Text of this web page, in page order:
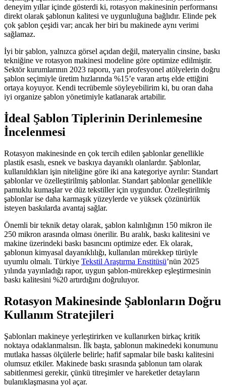
deneyim yıllar içinde gösterdi ki, rotasyon makinesinin performansı
direkt olarak şablonun kalitesi ve uygunluğuna bağlıdır. Elinde pek
çok şablon çeşidi var; ancak her biri bu makinede aynı verimi
sağlamaz.
İyi bir şablon, yalnızca görsel açıdan değil, materyalin cinsine, baskı
tekniğine ve rotasyon makinesi modeline göre optimize edilmiştir.
Sektör kurumlarının 2023 raporu, yarı profesyonel atölyelerin doğru
şablon seçimiyle üretim hızlarında %15’e varan artış elde ettiğini
ortaya koyuyor. Kendi tecrübemle söyleyebilirim ki, bu oran daha
iyi organize şablon yönetimiyle katlanarak artabilir.
İdeal Şablon Tiplerinin Derinlemesine
İncelenmesi
Rotasyon makinesinde en çok tercih edilen şablonlar genellikle
plastik esaslı, esnek ve baskıya dayanıklı olanlardır. Şablonlar,
kullanıldıkları işin niteliğine göre iki ana kategoriye ayrılır: Standart
şablonlar ve özelleştirilmiş şablonlar. Standart şablonlar genellikle
pamuklu kumaşlar ve düz tekstiller için uygundur. Özelleştirilmiş
şablonlar ise daha karmaşık yüzeylerde ve yüksek çözünürlük
isteyen baskılarda avantaj sağlar.
Önemli bir teknik detay olarak, şablon kalınlığının 150 mikron ile
250 mikron arasında olması önerilir. Bu aralık, baskı kalitesini ve
makine üzerindeki baskı basıncını optimize eder. Ek olarak,
şablonun kimyasal dayanıklılığı, kullanılan mürekkep türüyle
uyumlu olmalı. Türkiye Tekstil Araştırma Enstitüsü’nün 2025
yılında yayınladığı rapor, uygun şablon-mürekkep eşleştirmesinin
baskı kalitesini %20 artırdığını doğruluyor.
Rotasyon Makinesinde Şablonların Doğru
Kullanım Stratejileri
Şablonları makineye yerleştirirken ve kullanırken birkaç kritik
noktaya odaklanmalısın. İlk başta, şablonun makinedeki konumunu
mutlaka hassas ölçülerle belirle; hafif sapmalar bile baskı kalitesini
olumsuz etkiler. Makinede baskı sırasında şablonun tam olarak
sabitlenmesi gerekir, çünkü titreşimler ve hareketler detayların
bulanıklaşmasına yol açar.